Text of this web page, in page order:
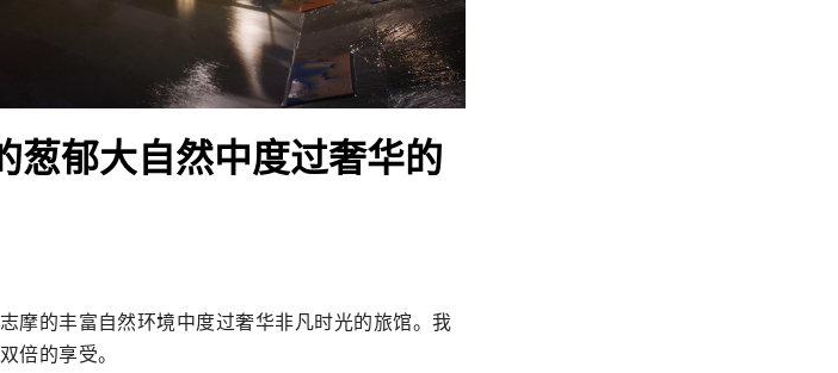
葱郁大自然中度过奢华的
摩的丰富自然环境中度过奢华非凡时光的旅馆。我
倍的享受。